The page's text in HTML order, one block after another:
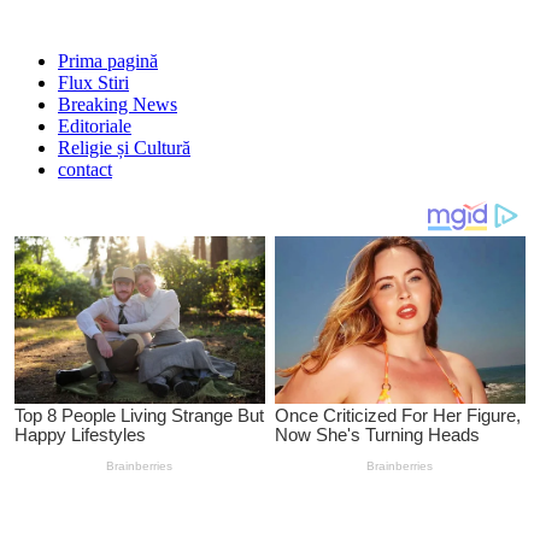
Prima pagină
Flux Stiri
Breaking News
Editoriale
Religie și Cultură
contact